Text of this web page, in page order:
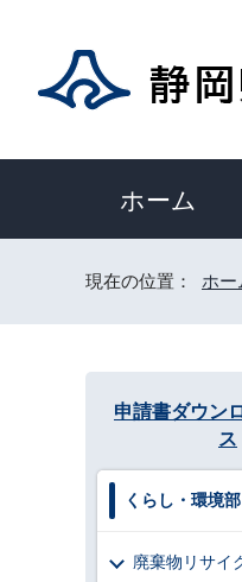
ホーム
現在の位置： ホー
申請書ダウン
ス
くらし・環境部
廃棄物リサイ